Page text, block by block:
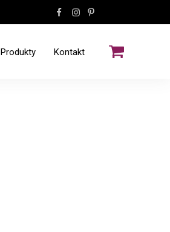
Produkty Kontakt